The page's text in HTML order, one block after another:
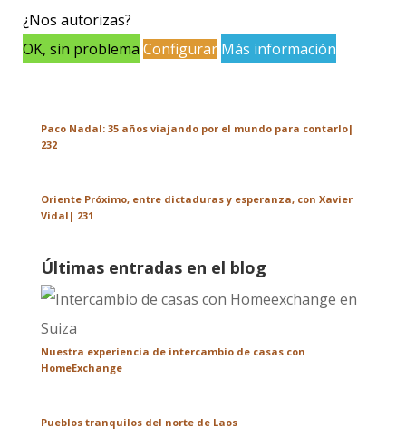
Últimos podcasts de viajes
Paco Nadal: 35 años viajando por el mundo para contarlo|
232
Oriente Próximo, entre dictaduras y esperanza, con Xavier
Vidal| 231
Últimas entradas en el blog
Nuestra experiencia de intercambio de casas con
HomeExchange
Pueblos tranquilos del norte de Laos
¿Nos autorizas?
OK, sin problema Configurar Más información